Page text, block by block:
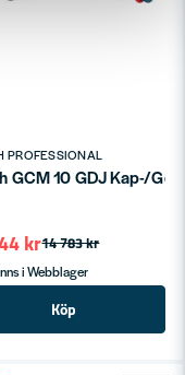
inte i
2 köper man 2
216mm (utan
PROFESSIONAL
GCM 10 GDJ Kap-/
14 783 kr
kr
i Webblager
Köp